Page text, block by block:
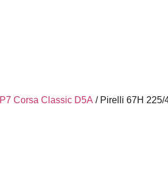
P7 Corsa Classic D5A / Pirelli 67H 225/